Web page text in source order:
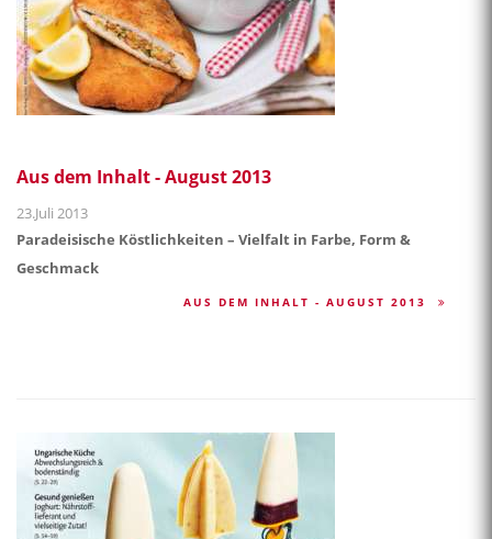
Aus dem Inhalt - August 2013
23.Juli 2013
Paradeisische Köstlichkeiten – Vielfalt in Farbe, Form &
Geschmack
AUS DEM INHALT - AUGUST 2013